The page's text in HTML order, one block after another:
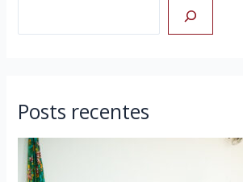
Posts recentes